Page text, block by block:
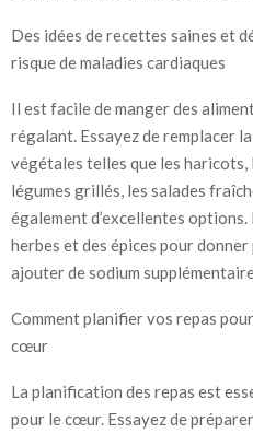
Des idées de recettes saines et
risque de maladies cardiaques
Il est facile de manger des
régalant. Essayez de remplacer
végétales telles que les
légumes grillés, les salades
également d’excellentes options.
herbes et des épices pour
ajouter de sodium
Comment planifier vos repas
cœur
La planification des repas est
pour le cœur. Essayez de